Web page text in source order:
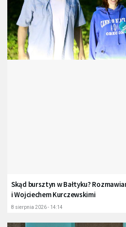
Skąd bursztyn w Bałtyku?
i Wojciechem Kurczewskimi
8 sierpnia 2026 - 14:14